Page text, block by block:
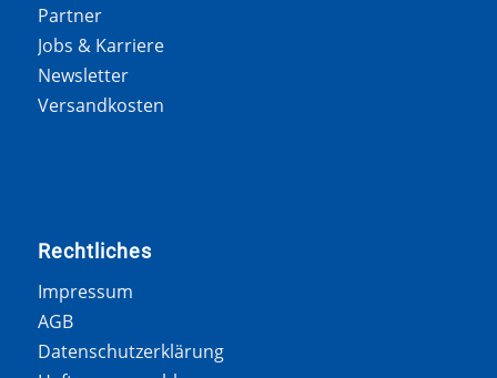
Partner
Jobs & Karriere
Newsletter
Versandkosten
Rechtliches
Impressum
AGB
Datenschutzerklärung